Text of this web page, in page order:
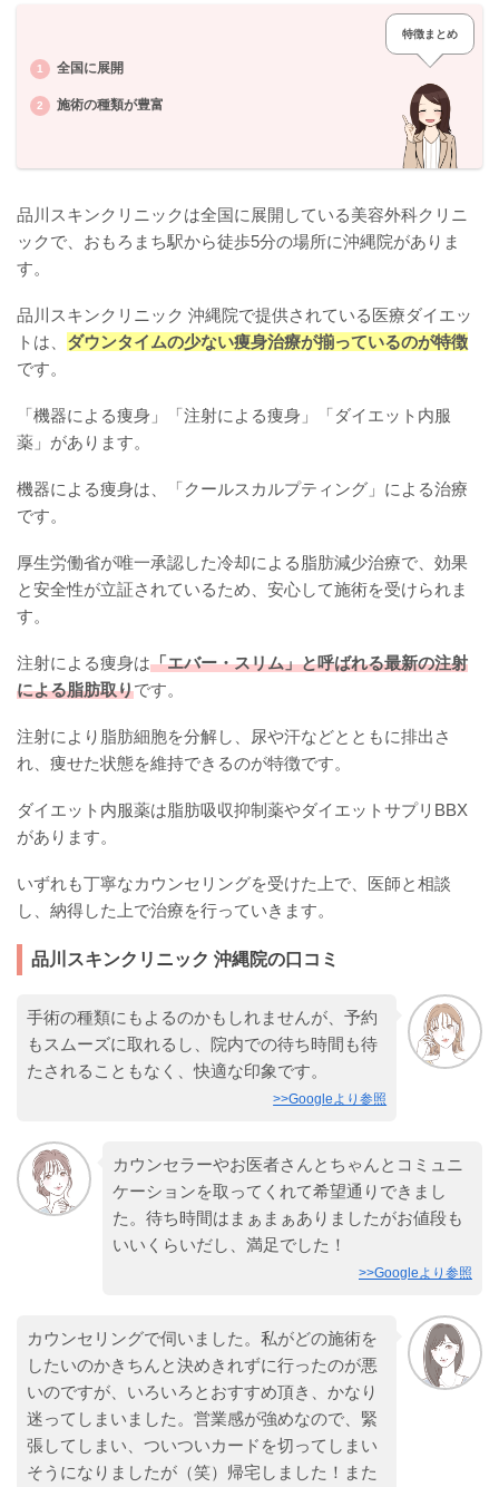
全国に展開
施術の種類が豊富
特徴まとめ
品川スキンクリニックは全国に展開している美容外科クリニ
ックで、おもろまち駅から徒歩5分の場所に沖縄院がありま
す。
品川スキンクリニック 沖縄院で提供されている医療ダイエッ
トは、 ダウンタイムの少ない痩身治療が揃っているのが特徴
です。
「機器による痩身」「注射による痩身」「ダイエット内服
薬」があります。
機器による痩身は、「クールスカルプティング」による治療
です。
厚生労働省が唯一承認した冷却による脂肪減少治療で、効果
と安全性が立証されているため、安心して施術を受けられま
す。
注射による痩身は「エバー・スリム」と呼ばれる最新の注射
による脂肪取りです。
注射により脂肪細胞を分解し、尿や汗などとともに排出さ
れ、痩せた状態を維持できるのが特徴です。
ダイエット内服薬は脂肪吸収抑制薬やダイエットサプリBBX
があります。
いずれも丁寧なカウンセリングを受けた上で、医師と相談
し、納得した上で治療を行っていきます。
品川スキンクリニック 沖縄院の口コミ
手術の種類にもよるのかもしれませんが、予約
もスムーズに取れるし、院内での待ち時間も待
たされることもなく、快適な印象です。
>>Googleより参照
カウンセラーやお医者さんとちゃんとコミュニ
ケーションを取ってくれて希望通りできまし
た。待ち時間はまぁまぁありましたがお値段も
いいくらいだし、満足でした！
>>Googleより参照
カウンセリングで伺いました。私がどの施術を
したいのかきちんと決めきれずに行ったのが悪
いのですが、いろいろとおすすめ頂き、かなり
迷ってしまいました。営業感が強めなので、緊
張してしまい、ついついカードを切ってしまい
そうになりましたが（笑）帰宅しました！また